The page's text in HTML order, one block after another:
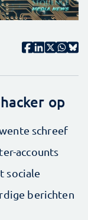
op
schreef
accounts
sociale
berichten